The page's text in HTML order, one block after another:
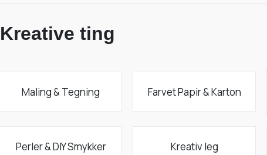
Kreative ting
Maling & Tegning Farvet Papir & Karton
Perler & DIY Smykker Kreativ leg